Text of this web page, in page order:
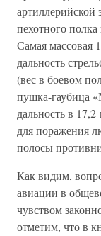
артиллерийской
пехотного
Самая массовая
дальность
(вес в боевом
пушка-гаубица
дальность в
для поражения
полосы
Как видим,
авиации в
чувством
отметим, что в